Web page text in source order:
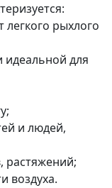
рыхлого
идеальной для
и людей,
растяжений;
воздуха.